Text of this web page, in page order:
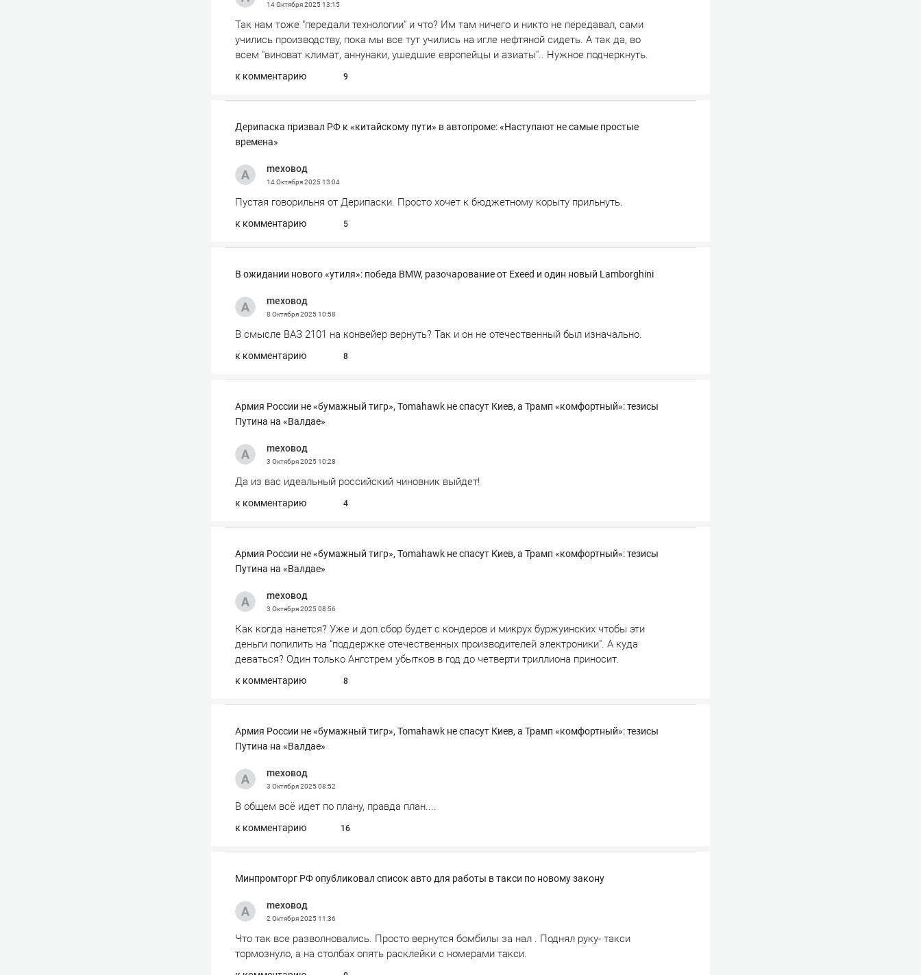
14 Октября 202513:15
Так нам тоже "передали технологии" и что? Им там ничего и никто не передавал, сами
учились производству, пока мы все тут учились на игле нефтяной сидеть. А так да, во
всем "виноват климат, аннунаки, ушедшие европейцы и азиаты".. Нужное подчеркнуть.
к комментарию 9
Дерипаска призвал РФ к «китайскому пути» в автопроме: «Наступают не самые простые
времена»
mexовод
14 Октября 202513:04
Пустая говорильня от Дерипаски. Просто хочет к бюджетному корыту прильнуть.
к комментарию 5
В ожидании нового «утиля»: победа BMW, разочарование от Exeed и один новый Lamborghini
mexовод
8 Октября 202510:58
В смысле ВАЗ 2101 на конвейер вернуть? Так и он не отечественный был изначально.
к комментарию 8
Армия России не «бумажный тигр», Tomahawk не спасут Киев, а Трамп «комфортный»: тезисы
Путина на «Валдае»
mexовод
3 Октября 202510:28
Да из вас идеальный российский чиновник выйдет!
к комментарию 4
Армия России не «бумажный тигр», Tomahawk не спасут Киев, а Трамп «комфортный»: тезисы
Путина на «Валдае»
mexовод
3 Октября 202508:56
Как когда нанется? Уже и доп.сбор будет с кондеров и микрух буржуинских чтобы эти
деньги попилить на "поддержке отечественных производителей электроники". А куда
деваться? Один только Ангстрем убытков в год до четверти триллиона приносит.
к комментарию 8
Армия России не «бумажный тигр», Tomahawk не спасут Киев, а Трамп «комфортный»: тезисы
Путина на «Валдае»
mexовод
3 Октября 202508:52
В общем всё идет по плану, правда план....
к комментарию 16
Минпромторг РФ опубликовал список авто для работы в такси по новому закону
mexовод
2 Октября 202511:36
Что так все разволновались. Просто вернутся бомбилы за нал . Поднял руку- такси
тормознуло, а на столбах опять расклейки с номерами такси.